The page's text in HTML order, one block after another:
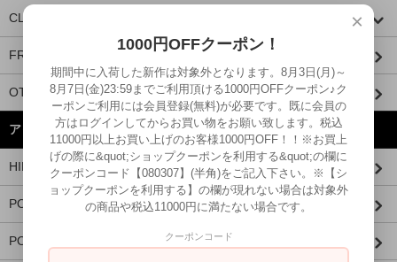
CLUCT
FRAGRANCE CAFE
OTHER BRANDS
アイテムから探す
HIDE AND SEEK × 西浦徹
PORKCHOP×MASSES
PORKCHOP×AIRWALK
×
1000円OFFクーポン！
期間中に入荷した新作は対象外となります。8月3日(月)～
8月7日(金)23:59までご利用頂ける1000円OFFクーポン♪ク
ーポンご利用には会員登録(無料)が必要です。既に会員の
方はログインしてからお買い物をお願い致します。税込
11000円以上お買い上げのお客様1000円OFF！！※お買上
げの際に&quot;ショップクーポンを利用する&quot;の欄に
クーポンコード【080307】(半角)をご記入下さい。※【シ
ョップクーポンを利用する】の欄が現れない場合は対象外
の商品や税込11000円に満たない場合です。
クーポンコード